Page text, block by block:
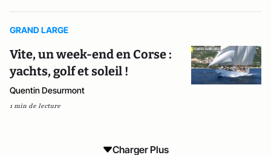
GRAND LARGE
Vite, un week-end en Corse :
yachts, golf et soleil !
Quentin Desurmont
1 min de lecture
Charger Plus